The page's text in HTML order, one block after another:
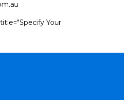
Your